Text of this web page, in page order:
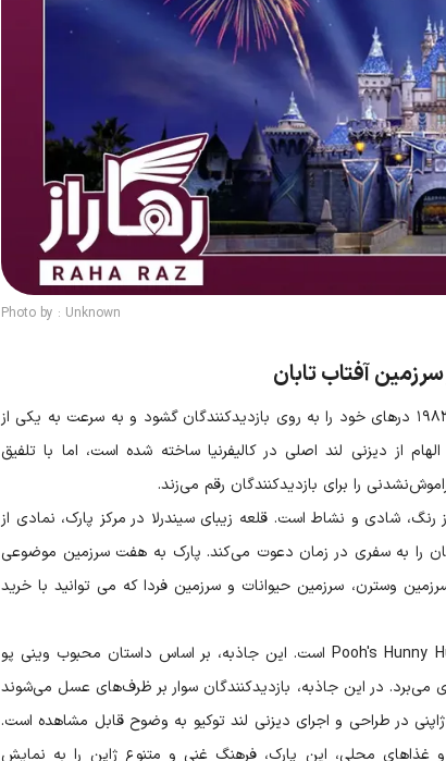
Photo by : Unknown
آفتاب تابان
دیزنی لند توکیو، اولین دیزنی لند خارج از ایالات متحده، در سال ۱۹۸۳ درهای خود را به روی بازدیدکنندگان گشود و به سرعت به یکی از
از دیزنی لند اصلی در کالیفرنیا ساخته شده است، اما با تلفیق
را برای بازدیدکنندگان رقم می‌زند.
رنگ، شادی و نشاط است. قلعه زیبای سیندرلا در مرکز پارک، نمادی از
را به سفری در زمان دعوت می‌کند. پارک به هفت سرزمین موضوعی
وسترن، سرزمین حیوانات و سرزمین فردا که می توانید با خرید
یکی از جاذبه‌های محبوب و منحصر به فرد دیزنی لند توکیو، Pooh's Hunny Hunt است. این جاذبه، بر اساس داستان محبوب وینی پو
در این جاذبه، بازدیدکنندگان سوار بر ظرف‌های عسل می‌شوند
در طراحی و اجرای دیزنی لند توکیو به وضوح قابل مشاهده است.
غذاهای محلی، این پارک، فرهنگ غنی و متنوع ژاپن را به نمایش